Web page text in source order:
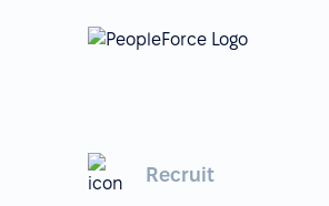
Recruit